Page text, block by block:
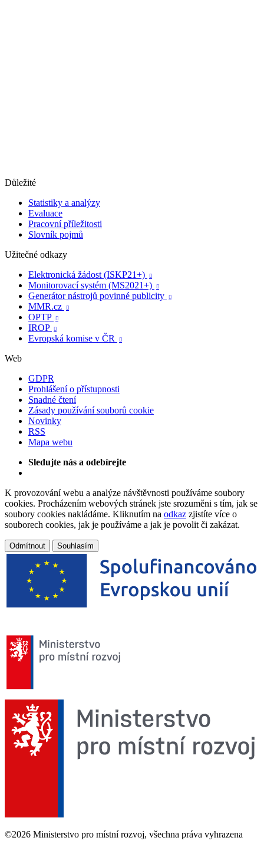
Důležité
Statistiky a analýzy
Evaluace
Pracovní příležitosti
Slovník pojmů
Užitečné odkazy
Elektronická žádost (ISKP21+)

Monitorovací systém (MS2021+) 
Generátor nástrojů povinné publicity 
MMR.cz 
OPTP 
IROP 
Evropská komise v ČR 
Web
GDPR
Prohlášení o přístupnosti
Snadné čtení
Zásady používání souborů cookie
Novinky
RSS
Mapa webu
Sledujte nás a odebírejte
K provozování webu a analýze návštěvnosti používáme soubory
cookies. Procházením webových stránek jste srozuměni s tím, jak se
soubory cookies nakládáme. Kliknutím na odkaz zjistíte více o
souborech cookies, jak je používáme a jak je povolit či zakázat.
Odmítnout Souhlasím
©2026 Ministerstvo pro místní rozvoj, všechna práva vyhrazena